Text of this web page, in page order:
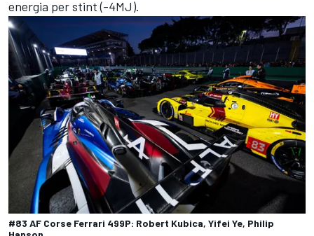
energia per stint (-4MJ).
#83 AF Corse Ferrari 499P: Robert Kubica, Yifei Ye, Philip